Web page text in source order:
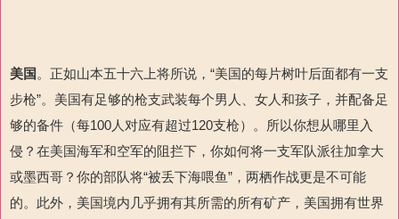
美国 。正如山本五十六 上将所说，“美国的每片树叶后面都有一支
步枪”。美国有足够的枪支武装每个男人、女人和孩子，并配备足
够的备件（每100人 对应有超过120支枪）。所以你想从哪里入
侵？在美国海军和空军的阻拦下，你如何将一支军队派往加拿大
或墨西哥？你的部队将“被丢下海喂鱼”，两栖作战更是不可能
的。此外，美国境内几乎拥有其所需的所有矿产，美国拥有世界